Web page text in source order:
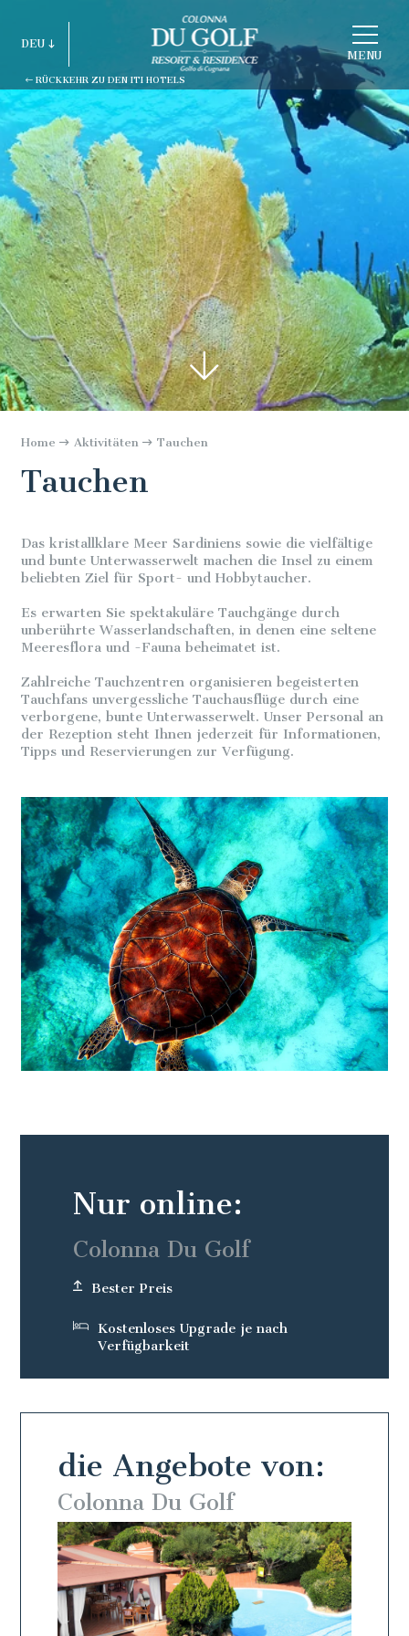
MENU
RÜCKKEHR ZU DEN ITI HOTELS
DEU
ITA
FRA
DEU
ESP
RUS
Home Aktivitäten Tauchen
Tauchen
Das kristallklare Meer Sardiniens sowie die vielfältige
und bunte Unterwasserwelt machen die Insel zu einem
beliebten Ziel für Sport- und Hobbytaucher.
Es erwarten Sie spektakuläre Tauchgänge durch
unberührte Wasserlandschaften, in denen eine seltene
Meeresflora und -Fauna beheimatet ist.
Zahlreiche Tauchzentren organisieren begeisterten
Tauchfans unvergessliche Tauchausflüge durch eine
verborgene, bunte Unterwasserwelt. Unser Personal an
der Rezeption steht Ihnen jederzeit für Informationen,
Tipps und Reservierungen zur Verfügung.
die Angebote von:
Colonna Du Golf
Nur online:
Colonna Du Golf
Bester Preis
Kostenloses Upgrade je nach
Verfügbarkeit